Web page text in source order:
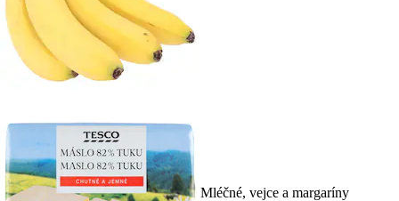
Mléčné, vejce a margaríny